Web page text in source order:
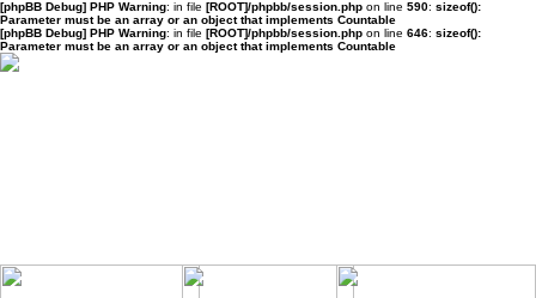
[phpBB Debug] PHP Warning: in file [ROOT]/phpbb/session.php on line 590: sizeof():
Parameter must be an array or an object that implements Countable
[phpBB Debug] PHP Warning: in file [ROOT]/phpbb/session.php on line 646: sizeof():
Parameter must be an array or an object that implements Countable